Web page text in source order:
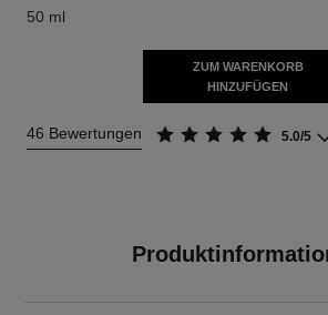
50 ml
ZUM WARENKORB
HINZUFÜGEN
46 Bewertungen 5.0/5